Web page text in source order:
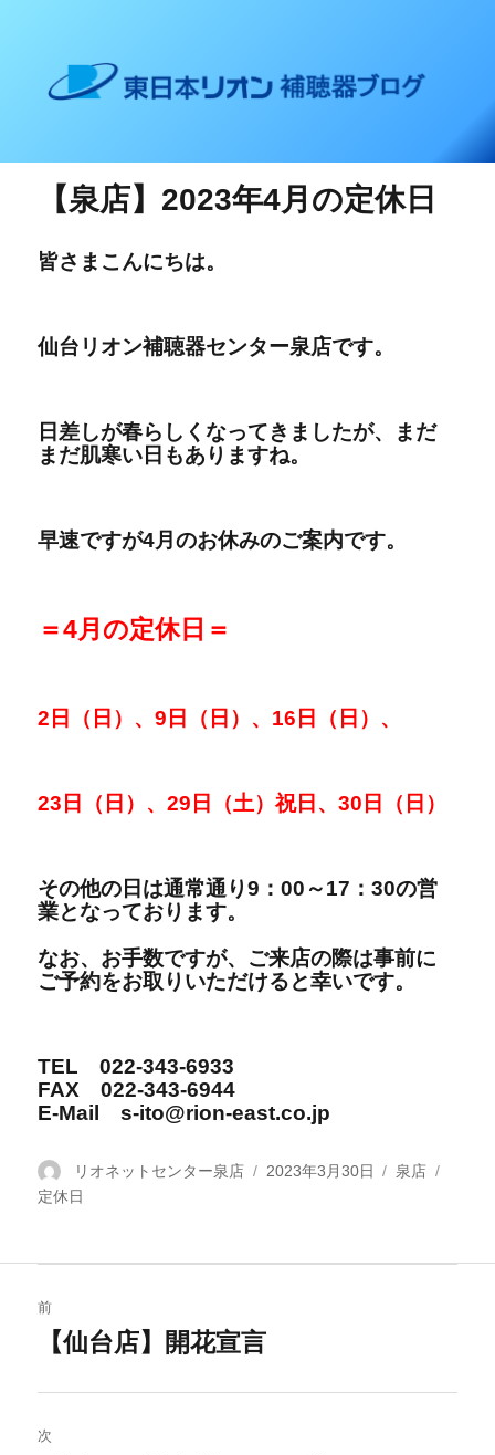
東日本リオン 補聴器ブログ
【泉店】2023年4月の定休日
皆さまこんにちは。
仙台リオン補聴器センター泉店です。
日差しが春らしくなってきましたが、まだ
まだ肌寒い日もありますね。
早速ですが4月のお休みのご案内です。
＝4月の定休日＝
2日（日）、9 日（日）、16日（日）、
23日（日）、29日（土）祝日、30日（日）
その他の日は通常通り9：00～17：30の営
業となっております。
なお、お手数ですが、ご来店の際は事前に
ご予約をお取りいただけると幸いです。
TEL 022-343-6933
FAX 022-343-6944
E-Mail s-ito@rion-east.co.jp
投
稿
リオネットセンター泉店
投
2023年3月30日
カ
泉店
定休日
稿
ビ
前
投
【仙台店】開花宣言
次